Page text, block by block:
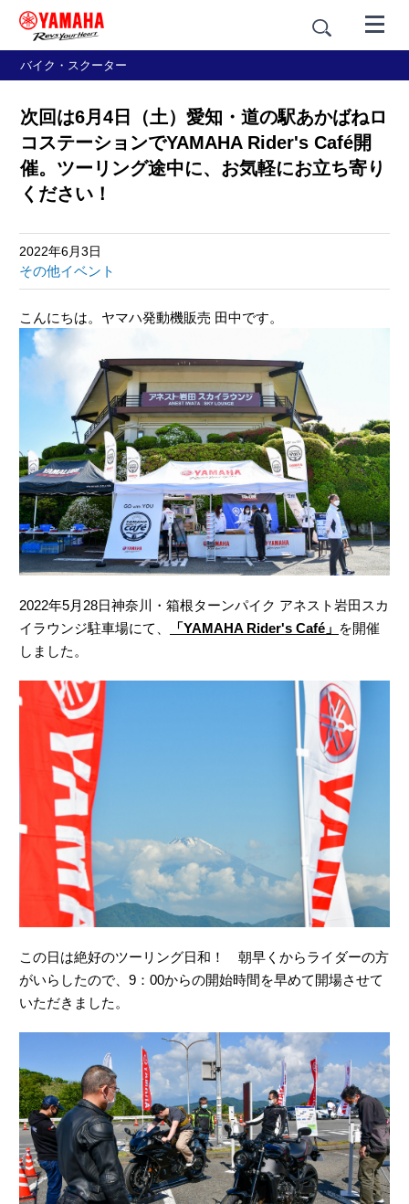
バイク・スクーター
次回は6月4日（土）愛知・道の駅あかばねロ
コステーションでYAMAHA Rider's Café開
催。ツーリング途中に、お気軽にお立ち寄り
ください！
2022年6月3日
その他イベント
こんにちは。ヤマハ発動機販売 田中です。
2022年5月28日神奈川・箱根ターンパイク アネスト岩田スカ
イラウンジ駐車場にて、
「YAMAHA Rider's Café」 を開催
しました。
この日は絶好のツーリング日和！ 朝早くからライダーの方
がいらしたので、9：00からの開始時間を早めて開場させて
いただきました。